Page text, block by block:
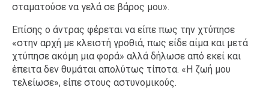
σταματούσε να γελά σε βάρος μου».
Επίσης ο άντρας φέρεται να είπε πως την χτύπησε
«στην αρχή με κλειστή γροθιά, πως είδε αίμα και μετά
χτύπησε ακόμη μια φορά» αλλά δήλωσε από εκεί και
έπειτα δεν θυμάται απολύτως τίποτα. «Η ζωή μου
τελείωσε», είπε στους αστυνομικούς.